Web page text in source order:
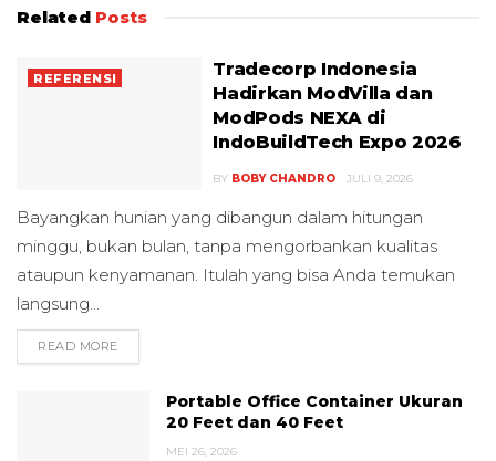
Related Posts
REFERENSI
Tradecorp Indonesia
Hadirkan ModVilla dan
ModPods NEXA di
IndoBuildTech Expo 2026
BY BOBY CHANDRO JULI 9, 2026
Bayangkan hunian yang dibangun dalam hitungan
minggu, bukan bulan, tanpa mengorbankan kualitas
ataupun kenyamanan. Itulah yang bisa Anda temukan
langsung...
READ MORE
Portable Office Container Ukuran
20 Feet dan 40 Feet
MEI 26, 2026